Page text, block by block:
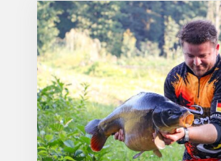
per
la
trota?